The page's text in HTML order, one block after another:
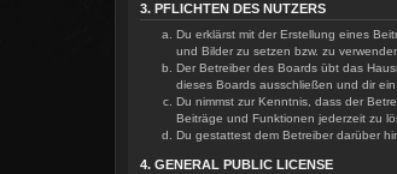
3. PFLICHTEN DES NUTZERS
Du erklärst mit der Erstellung eines
und Bilder zu setzen bzw. zu
Der Betreiber des Boards übt das
dieses Boards ausschließen und dir
Du nimmst zur Kenntnis, dass der
Beiträge und Funktionen jederzeit zu
Du gestattest dem Betreiber darüber
4. GENERAL PUBLIC LICENSE